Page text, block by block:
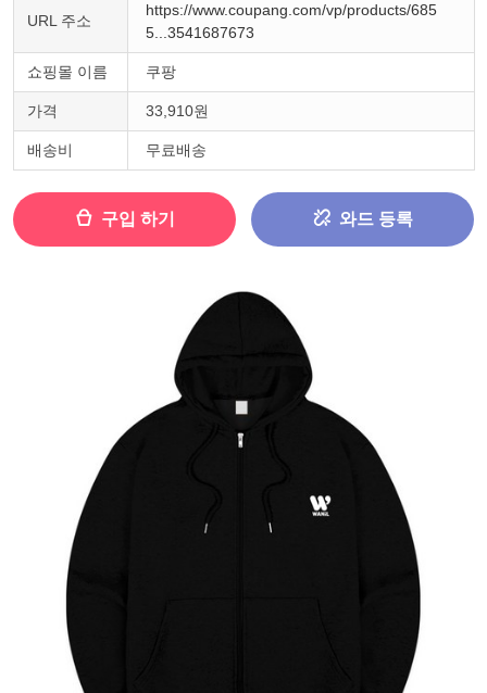
URL 주소
https://www.coupang.com/vp/products/685
5...3541687673
쇼핑몰 이름 쿠팡
가격 33,910원
배송비 무료배송
구입 하기 와드 등록